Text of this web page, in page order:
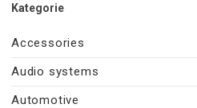
Kategorie
Accessories
Audio systems
Automotive